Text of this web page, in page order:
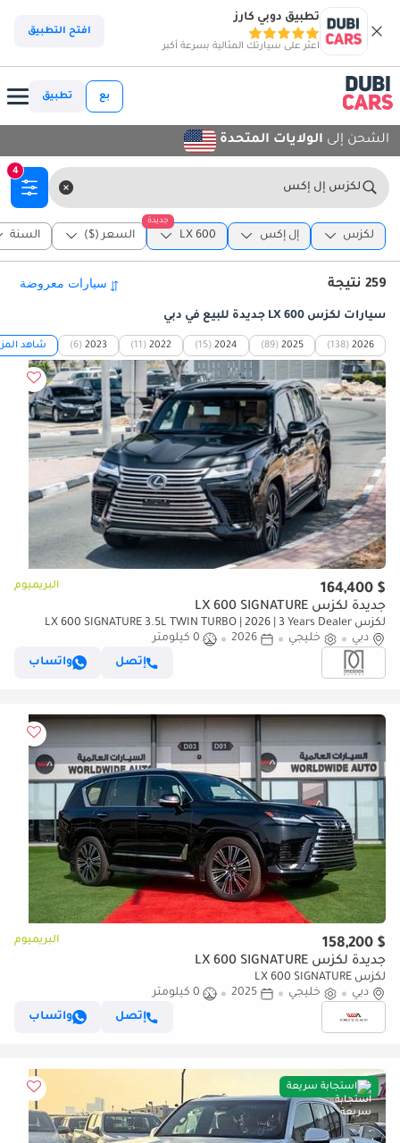
تطبيق دوبي كارز
اعثر على سيارتك المثالية بسرعة أكبر
افتح التطبيق
بع تطبيق
الشحن إلى الولايات المتحدة
لكزس إل إكس
4
لكزس إل إكس
جديدة
LX 600 السعر ($) السنة
259 نتيجة
سيارات لكزس LX 600 جديدة للبيع في دبي
2026
(138)
2025
(89)
2024
(15)
2022
(11)
2023
(6) شاهد
$ 164,400 البريميوم
جديدة لكزس LX 600 SIGNATURE
لكزس LX 600 SIGNATURE 3.5L TWIN TURBO | 2026 | 3 Years Dealer
Warranty | For Local Registration +10%
دبي خليجي 2026
0 كيلومتر
إتصل
واتساب
$ 158,200 البريميوم
جديدة لكزس LX 600 SIGNATURE
لكزس LX 600 SIGNATURE
دبي
خليجي 2025
0 كيلومتر
إتصل
واتساب
استجابة سريعة